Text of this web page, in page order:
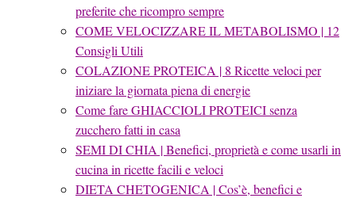
preferite che ricompro sempre
COME VELOCIZZARE IL METABOLISMO | 12
Consigli Utili
COLAZIONE PROTEICA | 8 Ricette veloci per
iniziare la giornata piena di energie
Come fare GHIACCIOLI PROTEICI senza
zucchero fatti in casa
SEMI DI CHIA | Benefici, proprietà e come usarli in
cucina in ricette facili e veloci
DIETA CHETOGENICA | Cos’è, benefici e